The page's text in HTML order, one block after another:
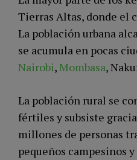
Tierras Altas, donde el
La población urbana
se acumula en pocas
Nairobi, Mombasa,
La población rural se
fértiles y subsiste
millones de personas
pequeños campesinos